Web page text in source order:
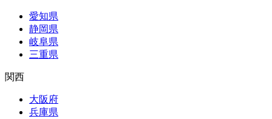
愛知県
静岡県
岐阜県
三重県
関西
大阪府
兵庫県